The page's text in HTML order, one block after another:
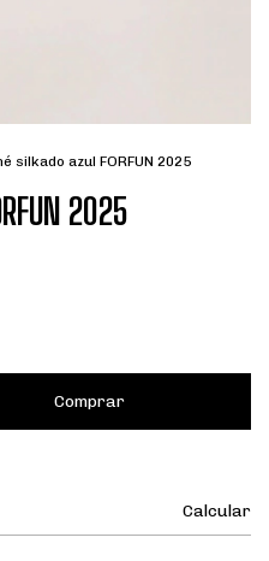
silkado azul FORFUN 2025
2025
Calcular